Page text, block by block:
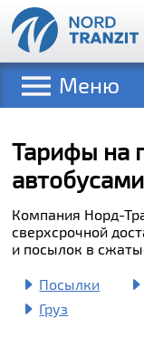
Меню
Тарифы на
автобусами
Компания Норд-
сверхсрочной
и посылок в
Посылки
Груз